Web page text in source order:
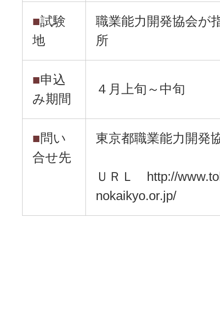
■試験
地
職業能力開発協会が
所
■申込
み期間
４月上旬～中旬
■問い
合せ先
東京都職業能力開発
ＵＲＬ http://
nokaikyo.or.jp/